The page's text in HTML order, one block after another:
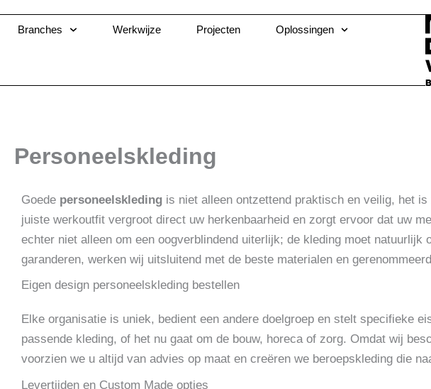
naarBranches Werkwijze Projecten Oplossingen
Personeelskleding
Goede personeelskleding is niet alleen ontzettend praktisch en veilig, het
juiste werkoutfit vergroot direct uw herkenbaarheid en zorgt ervoor dat uw
echter niet alleen om een oogverblindend uiterlijk; de kleding moet
garanderen, werken wij uitsluitend met de beste materialen en
Eigen design personeelskleding bestellen
Elke organisatie is uniek, bedient een andere doelgroep en stelt specifieke
passende kleding, of het nu gaat om de bouw, horeca of zorg. Omdat wij
voorzien we u altijd van advies op maat en creëren we beroepskleding die
Levertijden en Custom Made opties